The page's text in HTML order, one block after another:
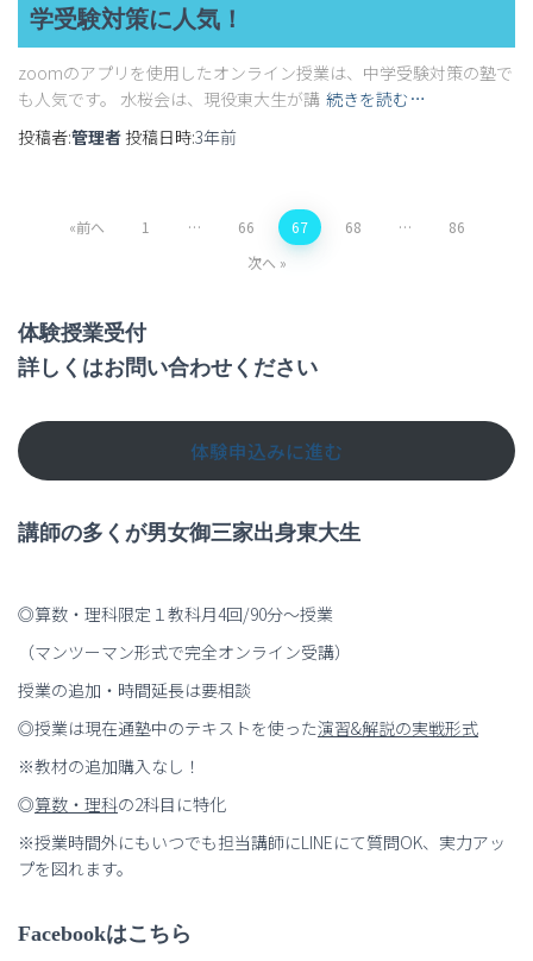
学受験対策に人気！
zoomのアプリを使用したオンライン授業は、中学受験対策の塾で
も人気です。 水桜会は、現役東大生が講 続きを読む…
投稿者:管理者投稿日時:3年前
ペ
ー
ジ
り
前へ 1 … 66 67 68 …
86
次へ
体験授業受付
詳しくはお問い合わせください
体験申込みに進む
講師の多くが男女御三家出身東大生
◎算数・理科限定１教科月4回/90分～授業
（マンツーマン形式で完全オンライン受講）
授業の追加・時間延長は要相談
◎授業は現在通塾中のテキストを使った演習&解説の実戦形式
※教材の追加購入なし！
◎算数・理科の2科目に特化
※授業時間外にもいつでも担当講師にLINEにて質問OK、実力アッ
プを図れます。
Facebookはこちら